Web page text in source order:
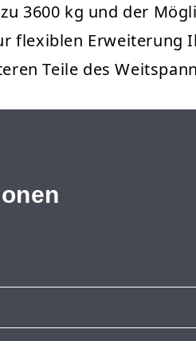
3600 kg und der
flexiblen Erweiterung
Teile des